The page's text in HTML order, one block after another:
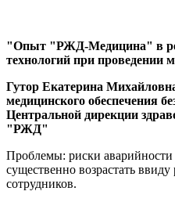
"Опыт "РЖД-Медицина" в
технологий при проведении
Гутор Екатерина
медицинского обеспечения
Центральной дирекции
"РЖД"
Проблемы: риски аварийности
существенно возрастать
сотрудников.